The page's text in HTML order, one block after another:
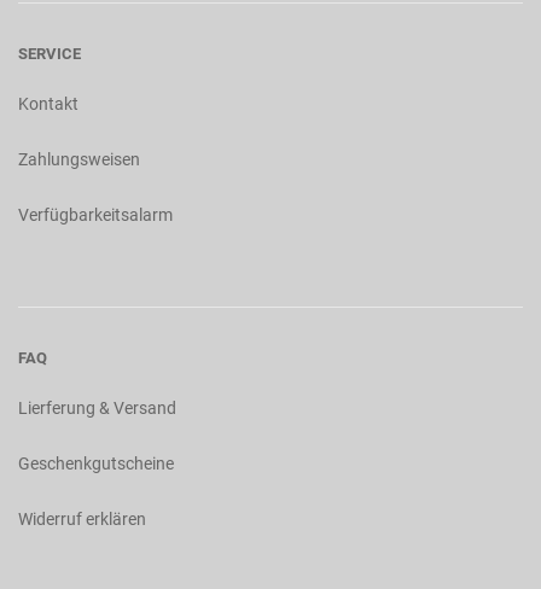
SERVICE
Kontakt
Zahlungsweisen
Verfügbarkeitsalarm
FAQ
Lierferung & Versand
Geschenkgutscheine
Widerruf erklären